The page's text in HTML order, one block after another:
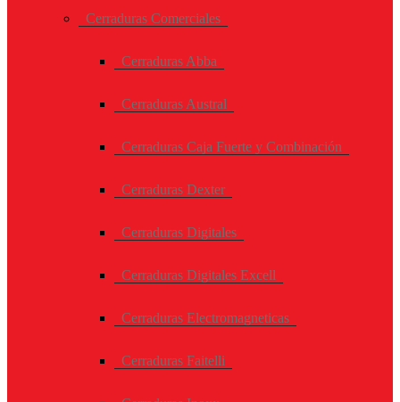
Cerraduras Comerciales
Cerraduras Abba
Cerraduras Austral
Cerraduras Caja Fuerte y Combinación
Cerraduras Dexter
Cerraduras Digitales
Cerraduras Digitales Excell
Cerraduras Electromagneticas
Cerraduras Faitelli